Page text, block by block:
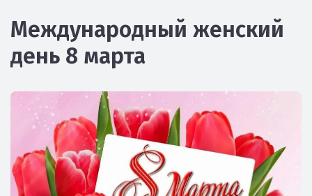
Международный женский
день 8 марта